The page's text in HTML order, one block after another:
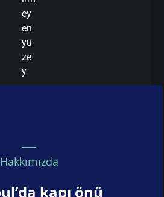
ey
en
yü
ze
y
Hakkımızda
kapı önü